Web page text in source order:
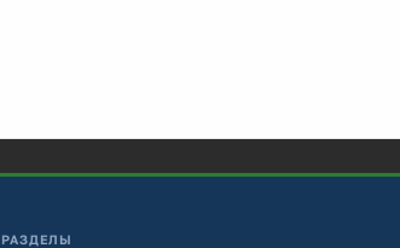
РАЗДЕЛЫ